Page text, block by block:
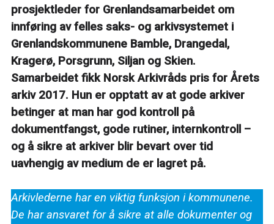
prosjektleder for Grenlandsamarbeidet om
innføring av felles saks- og arkivsystemet i
Grenlandskommunene Bamble, Drangedal,
Kragerø, Porsgrunn, Siljan og Skien.
Samarbeidet fikk Norsk Arkivråds pris for Årets
arkiv 2017. Hun er opptatt av at gode arkiver
betinger at man har god kontroll på
dokumentfangst, gode rutiner, internkontroll –
og å sikre at arkiver blir bevart over tid
uavhengig av medium de er lagret på.
Arkivlederne har en viktig funksjon i kommunene.
De har ansvaret for å sikre at alle dokumenter og